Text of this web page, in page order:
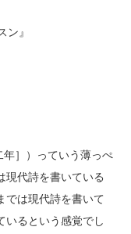
』
］）っていう薄っぺ
現代詩を書いている
では現代詩を書いて
いるという感覚でし